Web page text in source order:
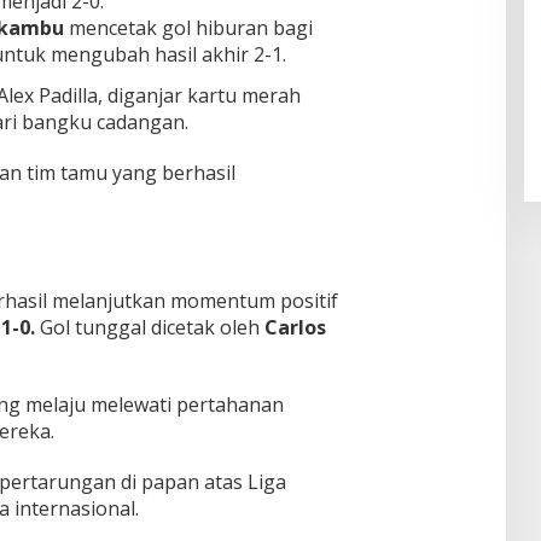
mencetak gol hiburan bagi
mengubah hasil akhir 2-1.
Padilla, diganjar kartu merah
bangku cadangan.
tim tamu yang berhasil
melanjutkan momentum positif
1-0.Gol tunggal dicetak oleh Carlos
melaju melewati pertahanan
di papan atas Liga
internasional.
Pendaftaran Istana Dibuka,
Warga Berebut Kuota